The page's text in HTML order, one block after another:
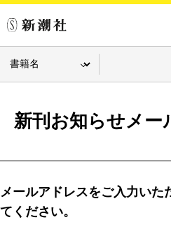
新刊お知らせメー
メールアドレスをご入力いた
てください。